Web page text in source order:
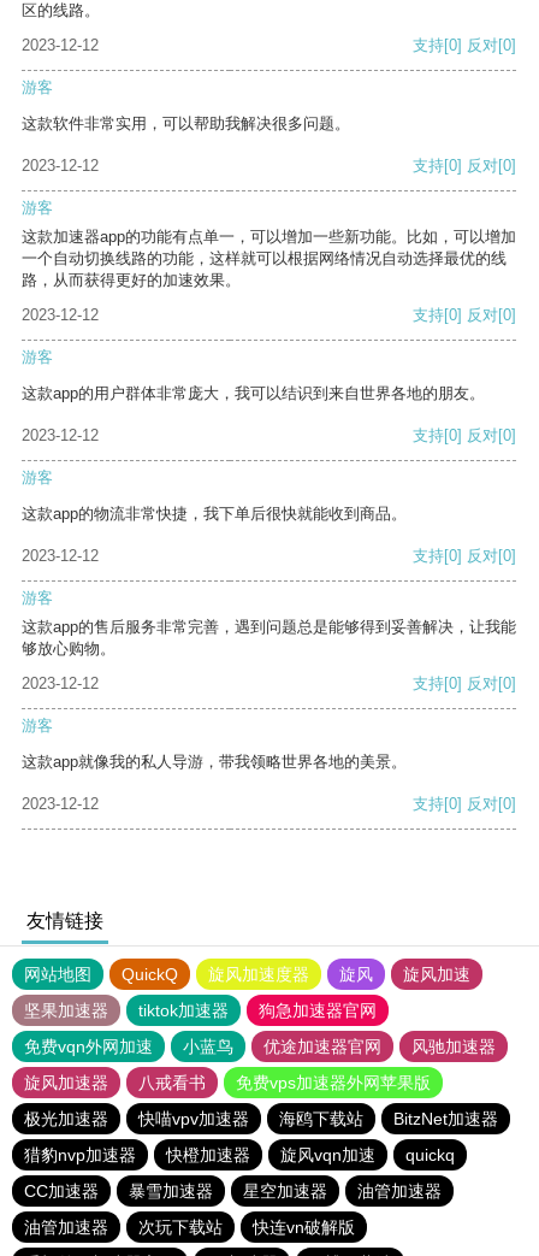
区的线路。
2023-12-12
支持[0] 反对[0]
游客
这款软件非常实用，可以帮助我解决很多问题。
2023-12-12 支持[0] 反对[0]
游客
这款加速器app的功能有点单一，可以增加一些新功能。比如，可以增加
一个自动切换线路的功能，这样就可以根据网络情况自动选择最优的线
路，从而获得更好的加速效果。
2023-12-12
支持[0] 反对[0]
游客
这款app的用户群体非常庞大，我可以结识到来自世界各地的朋友。
2023-12-12 支持[0] 反对[0]
游客
这款app的物流非常快捷，我下单后很快就能收到商品。
2023-12-12 支持[0] 反对[0]
游客
这款app的售后服务非常完善，遇到问题总是能够得到妥善解决，让我能
够放心购物。
2023-12-12
支持[0] 反对[0]
游客
这款app就像我的私人导游，带我领略世界各地的美景。
2023-12-12 支持[0] 反对[0]
友情链接
网站地图 QuickQ 旋风加速度器 旋风
旋风加速
坚果加速器
tiktok加速器
狗急加速器官网
免费vqn外网加速
小蓝鸟 优途加速器官网
风驰加速器
旋风加速器
八戒看书
免费vps加速器外网苹果版
极光加速器
快喵vpv加速器 海鸥下载站
BitzNet加速器
猎豹nvp加速器
快橙加速器 旋风vqn加速
quickq
CC加速器
暴雪加速器 星空加速器
油管加速器
油管加速器
次玩下载站
快连vn破解版